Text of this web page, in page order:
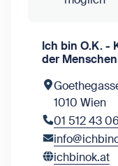
Ich bin O.K. -
der
1010 Wien
01 512 43 06
ichbinok.at